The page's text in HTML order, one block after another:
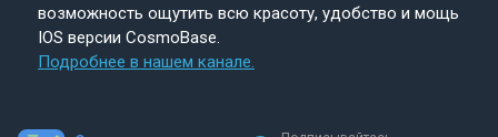
возможность ощутить всю красоту, удобство и мощь
IOS версии CosmoBase.
Подробнее в нашем канале.